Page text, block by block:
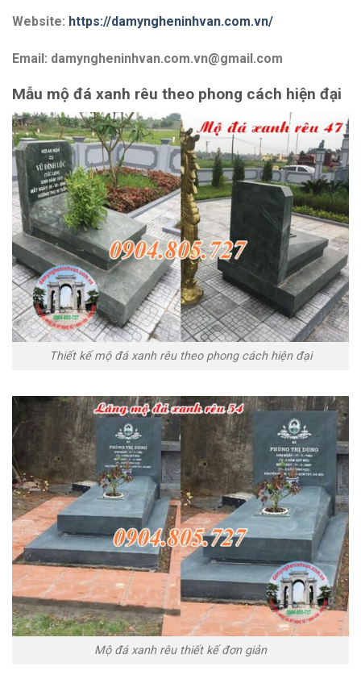
Website: https://damyngheninhvan.com.vn/
Email: damyngheninhvan.com.vn@gmail.com
Mẫu mộ đá xanh rêu theo phong cách hiện đại
Thiết kế mộ đá xanh rêu theo phong cách hiện đại
Mộ đá xanh rêu thiết kế đơn giản